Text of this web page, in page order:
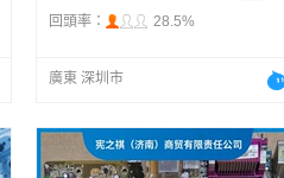
回頭率：
28.5%
廣東 深圳市